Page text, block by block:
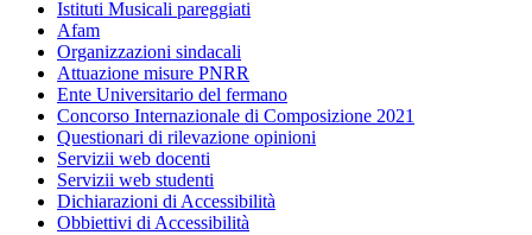
Istituti Musicali pareggiati
Afam
Organizzazioni sindacali
Attuazione misure PNRR
Ente Universitario del fermano
Concorso Internazionale di Composizione 2021
Questionari di rilevazione opinioni
Servizii web docenti
Servizii web studenti
Dichiarazioni di Accessibilità
Obbiettivi di Accessibilità